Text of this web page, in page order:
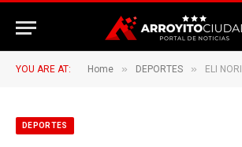
YOU ARE AT: Home » DEPORTES » ELI NORIEGA SE
DEPORTES